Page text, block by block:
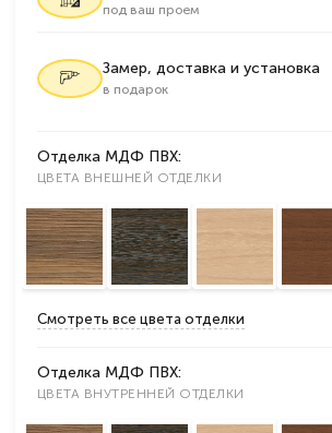
под ваш проем
Замер, доставка и установка
в подарок
Отделка МДФ ПВХ:
ЦВЕТА ВНЕШНЕЙ ОТДЕЛКИ
Смотреть все цвета отделки
Отделка МДФ ПВХ:
ЦВЕТА ВНУТРЕННЕЙ ОТДЕЛКИ